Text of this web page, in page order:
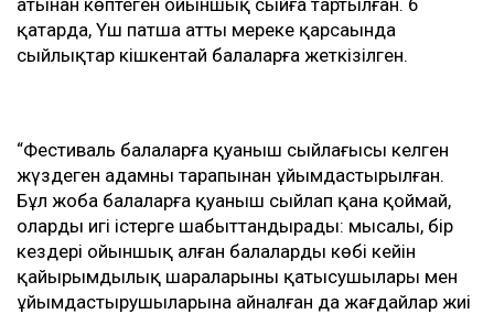
қаңтарда, Үш патша атты мереке қарсаңында
сыйлықтар кішкентай балаларға жеткізілген.
“Фестиваль балаларға қуаныш сыйлағысы келген
жүздеген адамның тарапынан ұйымдастырылған.
Бұл жоба балаларға қуаныш сыйлап қана қоймай,
оларды игі істерге шабыттандырады: мысалы, бір
кездері ойыншық алған балалардың көбі кейін
қайырымдылық шараларының қатысушылары мен
ұйымдастырушыларына айналған да жағдайлар жиі